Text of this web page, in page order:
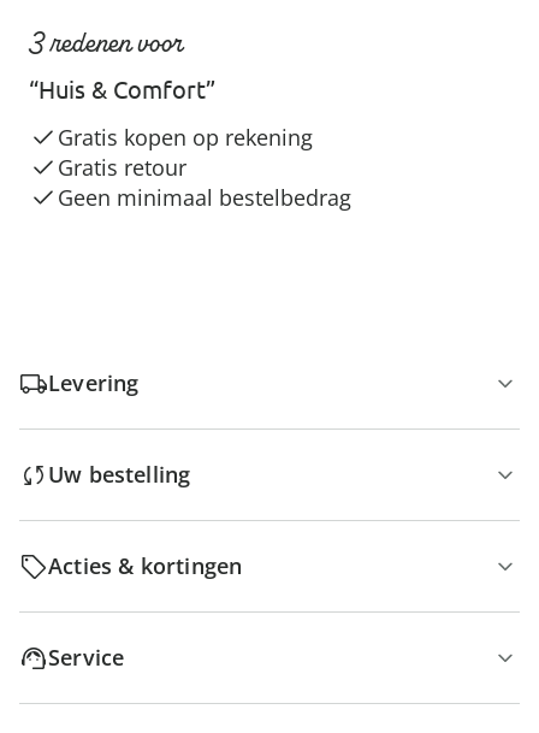
3 redenen voor
“Huis & Comfort”
Gratis kopen op rekening
Gratis retour
Geen minimaal bestelbedrag
Levering
Uw bestelling
Acties & kortingen
Service